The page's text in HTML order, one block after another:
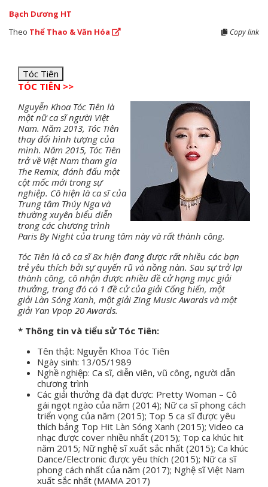
Bạch Dương HT
Theo Thể Thao & Văn Hóa Copy link
Tóc Tiên
TÓC TIÊN >>
Nguyễn Khoa Tóc Tiên là
một nữ ca sĩ người Việt
Nam. Năm 2013, Tóc Tiên
thay đổi hình tượng của
mình. Năm 2015, Tóc Tiên
trở về Việt Nam tham gia
The Remix, đánh đấu một
cột mốc mới trong sự
nghiệp. Cô hiện là ca sĩ của
Trung tâm Thúy Nga và
thường xuyên biểu diễn
trong các chương trình
Paris By Night của trung tâm này và rất thành công.
Tóc Tiên là cô ca sĩ 8x hiện đang được rất nhiều các bạn
trẻ yêu thích bởi sự quyến rũ và nồng nàn. Sau sự trở lại
thành công, cô nhận được nhiều đề cử hạng mục giải
thưởng, trong đó có 1 đề cử của giải Cống hiến, một
giải Làn Sóng Xanh, một giải Zing Music Awards và một
giải Yan Vpop 20 Awards.
* Thông tin và tiểu sử Tóc Tiên:
Tên thật: Nguyễn Khoa Tóc Tiên
Ngày sinh: 13/05/1989
Nghề nghiệp: Ca sĩ, diễn viên, vũ công, người dẫn
chương trình
Các giải thưởng đã đạt được: Pretty Woman – Cô
gái ngọt ngào của năm (2014); Nữ ca sĩ phong cách
triển vọng của năm (2015); Top 5 ca sĩ được yêu
thích bảng Top Hit Làn Sóng Xanh (2015); Video ca
nhạc được cover nhiều nhất (2015); Top ca khúc hit
năm 2015; Nữ nghệ sĩ xuất sắc nhất (2015); Ca khúc
Dance/Electronic được yêu thích (2015); Nữ ca sĩ
phong cách nhất của năm (2017); Nghệ sĩ Việt Nam
xuất sắc nhất (MAMA 2017)